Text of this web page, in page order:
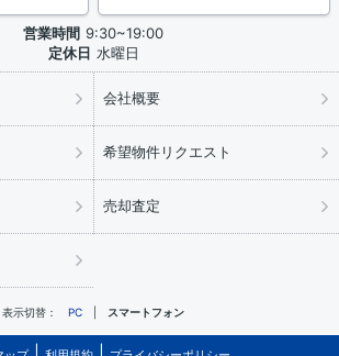
営業時間 9:30~19:00
定休日 水曜日
会社概要
希望物件リクエスト
売却査定
表示切替： PC スマートフォン